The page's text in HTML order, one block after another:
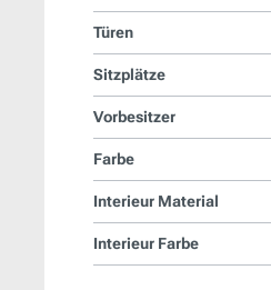
Türen
Sitzplätze
Vorbesitzer
Farbe
Interieur Material
Interieur Farbe